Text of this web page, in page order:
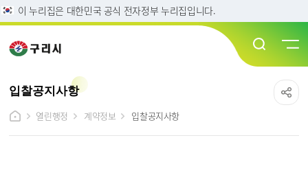
이 누리집은 대한민국 공식 전자정부 누리집입니다.
입찰공지사항
열린행정
계약정보 입찰공지사항